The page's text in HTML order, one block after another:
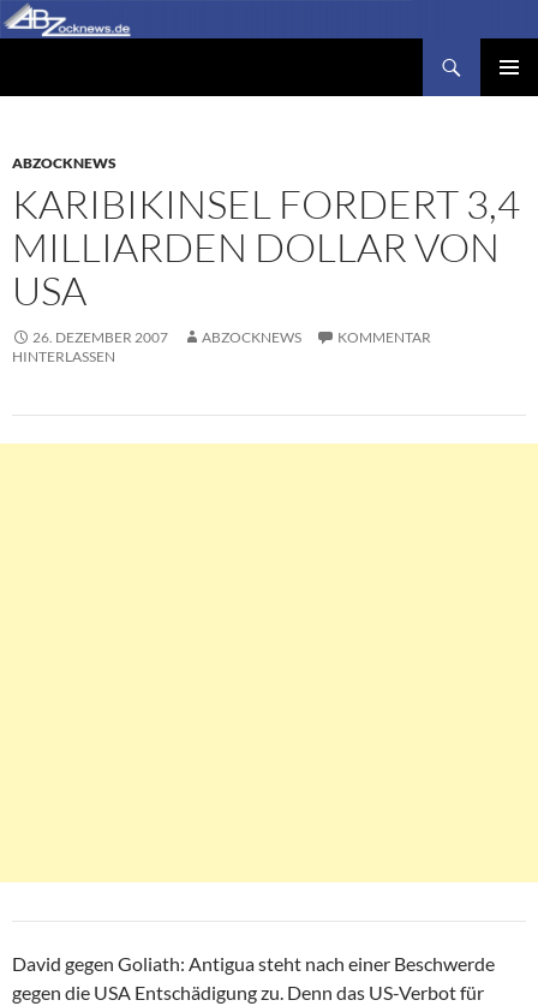
Zum
Inhalt
ABZOCKNEWS
KARIBIKINSEL FORDERT 3,4
MILLIARDEN DOLLAR VON
USA
26. DEZEMBER 2007 ABZOCKNEWS
KOMMENTAR
HINTERLASSEN
David gegen Goliath: Antigua steht nach einer Beschwerde
gegen die USA Entschädigung zu. Denn das US-Verbot für